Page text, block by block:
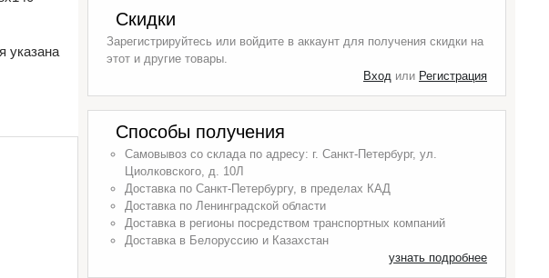
указана
Скидки
Зарегистрируйтесь или войдите в аккаунт для получения скидки на
этот и другие товары.
Вход или Регистрация
Способы получения
Самовывоз со склада по адресу: г. Санкт-Петербург, ул.
Циолковского, д. 10Л
Доставка по Санкт-Петербургу, в пределах КАД
Доставка по Ленинградской области
Доставка в регионы посредством транспортных компаний
Доставка в Белоруссию и Казахстан
узнать подробнее